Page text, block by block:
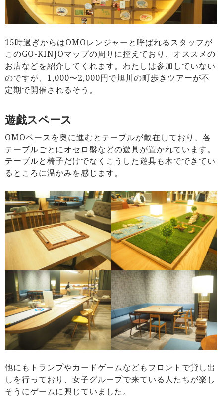
15時過ぎからはOMOレンジャーと呼ばれるスタッフが
このGO-KINJOマップの周りに控えており、オススメの
お店などを紹介してくれます。わたしは参加していない
のですが、1,000〜2,000円で旭川の町歩きツアーが不
定期で開催されるそう。
遊戯スペース
OMOベースを奥に進むとテーブルが散在しており、各
テーブルごとにオセロ盤などの遊具が置かれています。
テーブルと椅子だけでなくこうした遊具も木でできてい
るところに温かみを感じます。
他にもトランプやカードゲームなどもフロントで貸し出
しを行っており、女子グループで来ている人たちが楽し
そうにゲームに興じていました。